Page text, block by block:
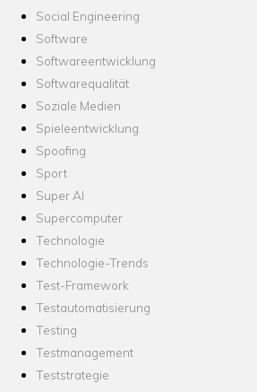
Social Engineering
Software
Softwareentwicklung
Softwarequalität
Soziale Medien
Spieleentwicklung
Spoofing
Sport
Super AI
Supercomputer
Technologie
Technologie-Trends
Test-Framework
Testautomatisierung
Testing
Testmanagement
Teststrategie